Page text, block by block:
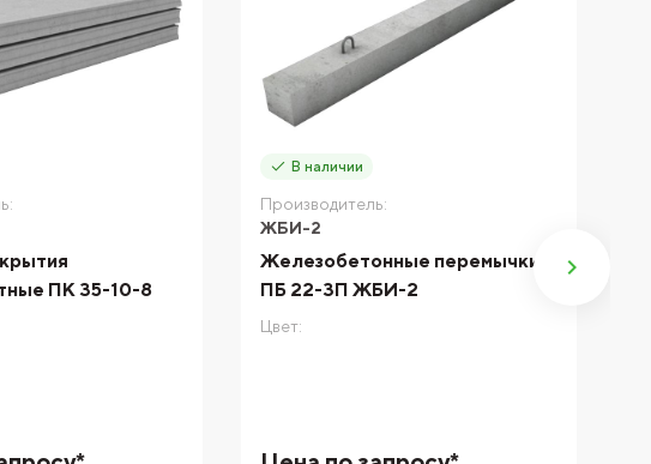
ПК 35-10-8
В наличии
Производитель:
ЖБИ-2
Железобетонные перемычки 2
ПБ 22-3П ЖБИ-2
Цвет: